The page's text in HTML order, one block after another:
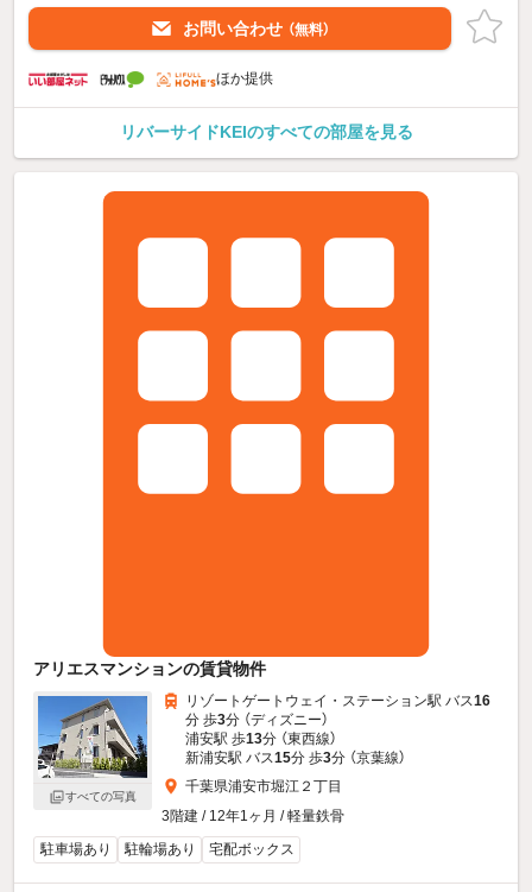
お問い合わせ （無料）
ほか提供
リバーサイドKEIのすべての部屋を見る
アリエスマンションの賃貸物件
すべての写真
リゾートゲートウェイ・ステーション駅 バス16
分 歩3分 （ディズニー）
浦安駅 歩13分 （東西線）
新浦安駅 バス15分 歩3分 （京葉線）
千葉県浦安市堀江２丁目
3階建 / 12年1ヶ月 / 軽量鉄骨
駐車場あり
駐輪場あり 宅配ボックス